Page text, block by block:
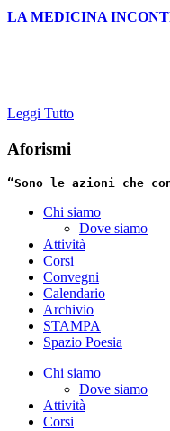
LA MEDICINA
Leggi Tutto
Aforismi
“Sono le azioni che
Chi siamo
Dove siamo
Attività
Corsi
Convegni
Calendario
Archivio
STAMPA
Spazio Poesia
Chi siamo
Dove siamo
Attività
Corsi